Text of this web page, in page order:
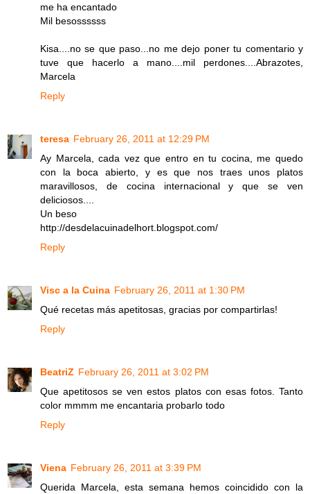
me ha encantado
Mil besossssss
Kisa....no se que paso...no me dejo poner tu comentario y
tuve que hacerlo a mano....mil perdones....Abrazotes,
Marcela
Reply
teresa February 26, 2011 at 12:29 PM
Ay Marcela, cada vez que entro en tu cocina, me quedo
con la boca abierto, y es que nos traes unos platos
maravillosos, de cocina internacional y que se ven
deliciosos....
Un beso
http://desdelacuinadelhort.blogspot.com/
Reply
Visc a la Cuina February 26, 2011 at 1:30 PM
Qué recetas más apetitosas, gracias por compartirlas!
Reply
BeatriZ February 26, 2011 at 3:02 PM
Que apetitosos se ven estos platos con esas fotos. Tanto
color mmmm me encantaria probarlo todo
Reply
Viena February 26, 2011 at 3:39 PM
Querida Marcela, esta semana hemos coincidido con la